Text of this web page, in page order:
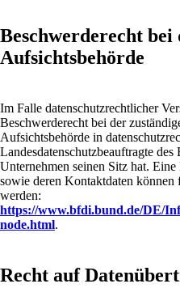
Beschwerderecht bei
Aufsichtsbehörde
Im Falle datenschutzrechtlicher
Beschwerderecht bei der
Aufsichtsbehörde in
Landesdatenschutzbeauftragte
Unternehmen seinen Sitz hat.
sowie deren Kontaktdaten
werden:
https://www.bfdi.bund.de/DE/
node.html.
Recht auf